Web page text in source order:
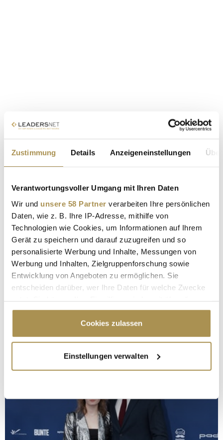
Zustimmung Details Anzeigeneinstellungen
Verantwortungsvoller Umgang mit Ihren Daten
Wir und unsere 58 Partner verarbeiten Ihre persönlichen
Daten, wie z. B. Ihre IP-Adresse, mithilfe von
Technologien wie Cookies, um Informationen auf Ihrem
Gerät zu speichern und darauf zuzugreifen und so
personalisierte Werbung und Inhalte, Messungen von
Werbung und Inhalten, Zielgruppenforschung sowie
Entwicklung von Angeboten zu ermöglichen. Sie
entscheiden darüber, wer Ihre Daten für welche Zwecke
Cookie-Erklärung oder durch Klicken auf das Privacy
Trigger Symbol ändern oder widerrufen
Informationen über Ihre geografische Lage
erfassen, welche bis auf einige Meter genau sein
bestimmten Merkmalen (Fingerprinting) identifizieren
Erfahren Sie mehr darüber, wie Ihre persönlichen Daten
verarbeitet werden, und legen Sie Ihre Präferenzen im
Cookies zulassen
Einstellungen verwalten